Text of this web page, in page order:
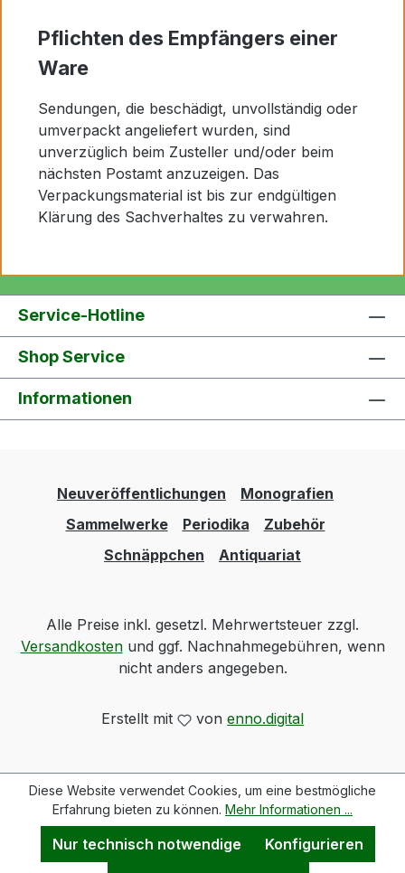
Pflichten des Empfängers einer
Ware
Sendungen, die beschädigt, unvollständig oder
umverpackt angeliefert wurden, sind
unverzüglich beim Zusteller und/oder beim
nächsten Postamt anzuzeigen. Das
Verpackungsmaterial ist bis zur endgültigen
Klärung des Sachverhaltes zu verwahren.
Service-Hotline
Shop Service
Informationen
Neuveröffentlichungen
Monografien
Sammelwerke
Periodika
Zubehör
Schnäppchen
Antiquariat
Alle Preise inkl. gesetzl. Mehrwertsteuer zzgl.
Versandkostenund ggf. Nachnahmegebühren, wenn
nicht anders angegeben.
Erstellt mit vonenno.digital
Diese Website verwendet Cookies, um eine bestmögliche
Erfahrung bieten zu können. Mehr Informationen ...
Nur technisch notwendige
Konfigurieren